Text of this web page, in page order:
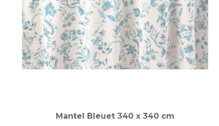
Mantel Bleuet 340 x 340 cm